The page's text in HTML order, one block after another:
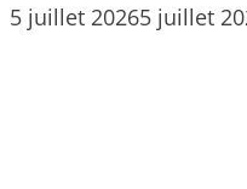
5 juillet 20265 juillet